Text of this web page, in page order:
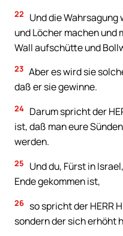
22
Und die
und Löcher machen und
Wall aufschütte und
23 Aber es wird sie
daß er sie gewinne.
24 Darum spricht der
ist, daß man eure
werden.
25
Und du, Fürst in
Ende gekommen ist,
26 so spricht der HERR
sondern der sich erhöht